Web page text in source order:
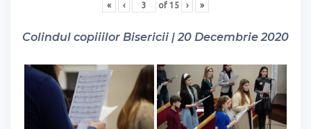
« ‹ of 15 › »
Colindul copiiilor Bisericii | 20 Decembrie 2020